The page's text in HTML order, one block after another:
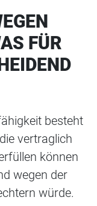
FÜR
besteht
vertraglich
können
wegen der
würde.